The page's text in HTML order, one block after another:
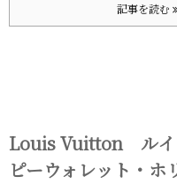
記事を読む
Louis Vuitton ル
ピーウォレット・